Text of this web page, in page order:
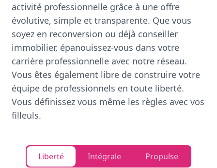
activité professionnelle grâce à une offre
évolutive, simple et transparente. Que vous
soyez en reconversion ou déjà conseiller
immobilier, épanouissez-vous dans votre
carrière professionnelle avec notre réseau.
Vous êtes également libre de construire votre
équipe de professionnels en toute liberté.
Vous définissez vous même les règles avec vos
filleuls.
Liberté Intégrale Propulse